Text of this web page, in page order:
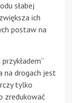
słabej
ich
postaw na
na drogach jest
tylko
zredukować